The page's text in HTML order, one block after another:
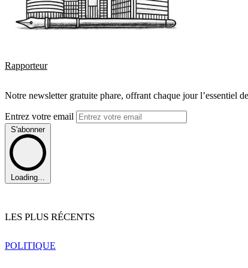
Rapporteur
Notre newsletter gratuite phare, offrant chaque jour l’essentiel
Entrez votre email
S'abonner
Loading...
LES PLUS RÉCENTS
POLITIQUE